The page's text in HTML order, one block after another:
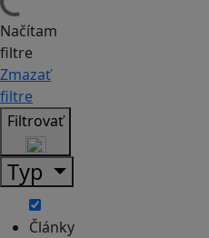
Načítam
filtre
Zmazať
filtre
Filtrovať
Typ
Články